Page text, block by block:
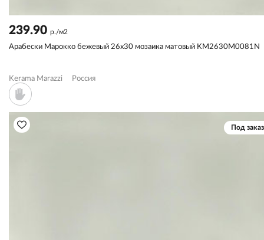
239.90 р./м2
Арабески Марокко бежевый 26x30 мозаика матовый KM2630M0081N
Kerama Marazzi Россия
Под заказ